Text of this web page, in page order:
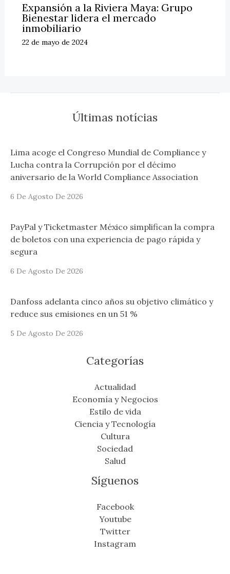
Expansión a la Riviera Maya: Grupo
Bienestar lidera el mercado
inmobiliario
22 de mayo de 2024
Últimas notícias
Lima acoge el Congreso Mundial de Compliance y
Lucha contra la Corrupción por el décimo
aniversario de la World Compliance Association
6 De Agosto De 2026
PayPal y Ticketmaster México simplifican la compra
de boletos con una experiencia de pago rápida y
segura
6 De Agosto De 2026
Danfoss adelanta cinco años su objetivo climático y
reduce sus emisiones en un 51 %
5 De Agosto De 2026
Categorías
Actualidad
Economía y Negocios
Estilo de vida
Ciencia y Tecnología
Cultura
Sociedad
Salud
Síguenos
Facebook
Youtube
Twitter
Instagram